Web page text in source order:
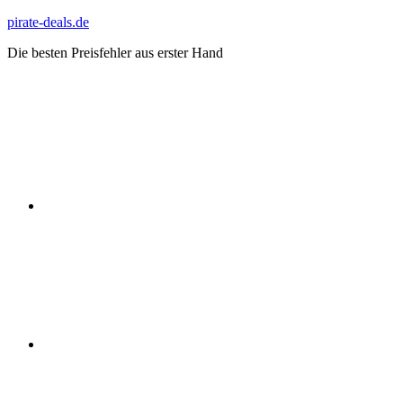
Zum
springen
pirate-deals.de
Die besten Preisfehler aus erster Hand